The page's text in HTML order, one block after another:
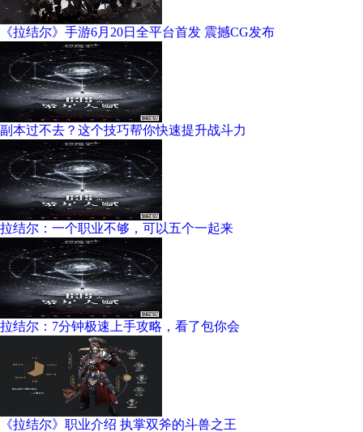
《拉结尔》手游6月20日全平台首发 震撼CG发布
副本过不去？这个技巧帮你快速提升战斗力
拉结尔：一个职业不够，可以五个一起来
拉结尔：7分钟极速上手攻略，看了包你会
《拉结尔》职业介绍 执掌双斧的斗兽之王